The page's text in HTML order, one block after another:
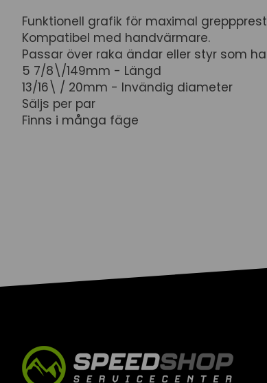
Funktionell grafik för maximal
Kompatibel med handvärmare.
Passar över raka ändar eller styr som
5 7/8\/149mm - Längd
13/16\ / 20mm - Invändig diameter
Säljs per par
Finns i många fäge